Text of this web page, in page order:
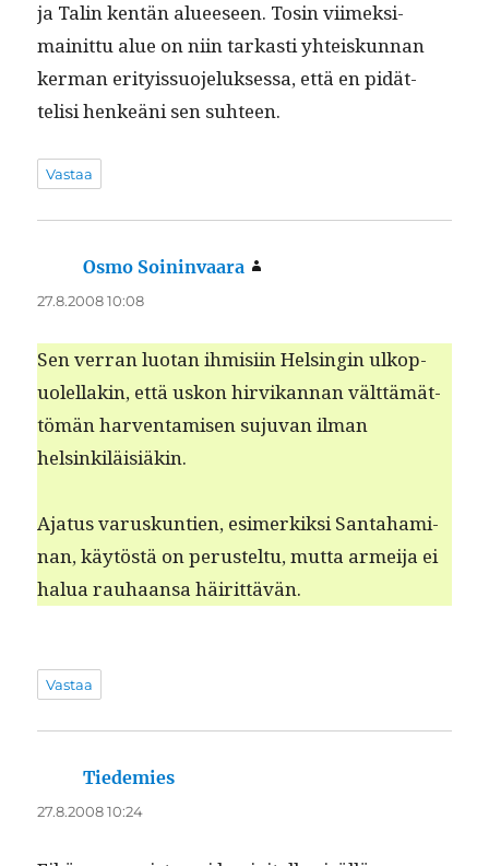
ja Tal­in ken­tän alueeseen. Tosin viimek­si­
mainit­tu alue on niin tarkasti yhteiskun­nan
ker­man eri­tyis­suo­jeluk­ses­sa, että en pidät­
telisi henkeäni sen suhteen.
Vastaa
Osmo Soininvaara
27.8.2008 10:08
Sen ver­ran luotan ihmisi­in Helsin­gin ulkop­
uolel­lakin, että uskon hirvikan­nan vält­tämät­
tömän har­ven­tamisen suju­van ilman
helsinkiläisiäkin.
Aja­tus varuskun­tien, esimerkik­si San­ta­ham­i­
nan, käytöstä on perustel­tu, mut­ta armei­ja ei
halua rauhaansa häirittävän.
Vastaa
Tiedemies
27.8.2008 10:24